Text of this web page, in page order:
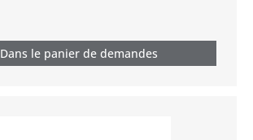
Dans le panier de demandes